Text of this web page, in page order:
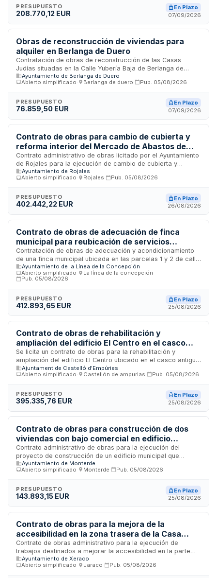
acondicionamiento necesarios para adaptar la estructura y
elementos externos del inmueble, así como todas las
como unidad residencial. El importe de la contratación
asciende a 189.791,02 euros.
PRESUPUESTO
208.770,12 EUR
En Plazo
07/09/2026
Obras de reconstrucción de viviendas para
alquiler en Berlanga de Duero
Contratación de obras de reconstrucción de las Casas
Judías situadas en la Calle Yubería Baja de Berlanga de
Duero, Soria, destinadas a su uso como viviendas para
alquiler en la Fase I del proyecto. Se trata de trabajos de
ubicados en los números 26, 30 y 32 de la citada calle, en el
núcleo urbano. El procedimiento de adjudicación es abierto
relación calidad-precio.
Ayuntamiento de Berlanga de Duero
Abierto simplificado
Berlanga de duero Pub. 05/08/2026
PRESUPUESTO
76.859,50 EUR
En Plazo
07/09/2026
Contrato de obras para cambio de cubierta y
reforma interior del Mercado de Abastos de
Rojales
Contrato administrativo de obras licitado por el Ayuntamiento
de Rojales para la ejecución de cambio de cubierta y
reforma interior del Mercado de Abastos. Las obras incluyen
mejoras estructurales y de acondicionamiento interior del
meses. El contrato se rige por la Ley de Contratos del Sector
Público y normativa administrativa aplicable.
Ayuntamiento de Rojales
Abierto simplificado
Rojales Pub. 05/08/2026
PRESUPUESTO
402.442,22 EUR
En Plazo
26/08/2026
Contrato de obras de adecuación de finca
municipal para reubicación de servicios
municipales en La Línea de la Concepción
Contratación de obras de adecuación y acondicionamiento
de una finca municipal ubicada en las parcelas 1 y 2 de calle
Austria y Vía Parque en La Línea de la Concepción, Cádiz. El
proyecto tiene como finalidad adaptar el inmueble para
permitir la reubicación de servicios municipales. La ejecución
seguridad y salud, y pliego de prescripciones técnicas
específicas.
Ayuntamiento de la Línea de la Concepción
Abierto simplificado
La línea de la concepción
Pub. 05/08/2026
PRESUPUESTO
412.893,65 EUR
En Plazo
25/08/2026
Contrato de obras de rehabilitación y
ampliación del edificio El Centro en el casco
antiguo de Castelló d'Empúries
Se licita un contrato de obras para la rehabilitación y
ampliación del edificio El Centro ubicado en el casco antiguo
de Castelló d'Empúries. Las obras comprenden trabajos de
construcción, transformación de edificios e instalaciones en
máxima de cuatro meses, que será financiado mediante
partidas presupuestarias específicas. El control de calidad
costos a cargo del adjudicatario hasta un límite del 1,5% del
presupuesto de obra.
Ajuntament de Castelló d'Empúries
Abierto simplificado
Castellón de ampurias Pub. 05/08/2026
PRESUPUESTO
395.335,76 EUR
En Plazo
25/08/2026
Contrato de obras para construcción de dos
viviendas con bajo comercial en edificio
municipal de Monterde
Contrato administrativo de obras para la ejecución del
proyecto de construcción de un edificio municipal que
incluye dos viviendas residenciales sobre un bajo comercial
existente en Monterde, Zaragoza. Las obras abarcan
completas de electricidad, fontanería, climatización,
ventilación y telecomunicaciones, así como acabados
seguridad. El proyecto se adjudicará mediante procedimiento
abierto simplificado y se financia íntegramente con
subvención del Plan Más Provincia de la Diputación Provincial
de Zaragoza.
Ayuntamiento de Monterde
Abierto simplificado
Monterde Pub. 05/08/2026
PRESUPUESTO
143.893,15 EUR
En Plazo
25/08/2026
Contrato de obras para la mejora de la
accesibilidad en la zona trasera de la Casa
Consistorial
Contrato de obras administrativo para la ejecución de
trabajos destinados a mejorar la accesibilidad en la parte
trasera de la Casa Consistorial, cofinanciado por la
Generalitat Valenciana. El procedimiento de adjudicación es
Ayuntamiento de Xeraco
Abierto simplificado
Jaraco Pub. 05/08/2026